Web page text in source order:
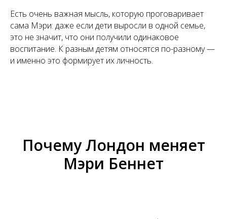
Есть очень важная мысль, которую проговаривает
сама Мэри: даже если дети выросли в одной семье,
это не значит, что они получили одинаковое
воспитание. К разным детям относятся по-разному —
и именно это формирует их личность.
Почему Лондон меняет
Мэри Беннет